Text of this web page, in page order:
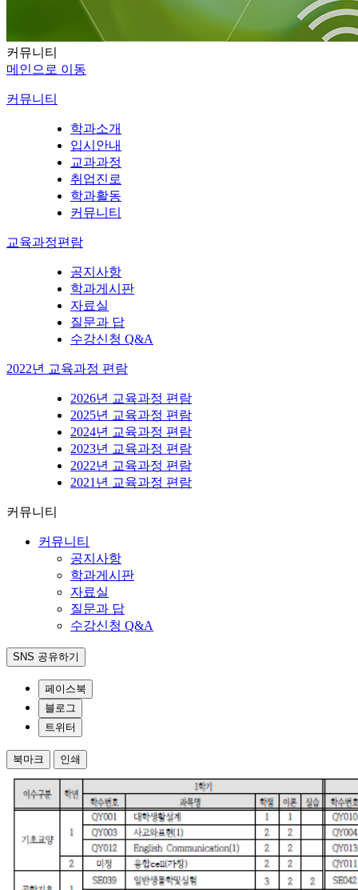
커뮤니티
메인으로 이동
커뮤니티
학과소개
입시안내
교과과정
취업진로
학과활동
커뮤니티
교육과정편람
공지사항
학과게시판
자료실
질문과 답
수강신청 Q&A
2022년 교육과정 편람
2026년 교육과정 편람
2025년 교육과정 편람
2024년 교육과정 편람
2023년 교육과정 편람
2022년 교육과정 편람
2021년 교육과정 편람
커뮤니티
커뮤니티
공지사항
학과게시판
자료실
질문과 답
수강신청 Q&A
SNS 공유하기
페이스북
블로그
트위터
북마크 인쇄